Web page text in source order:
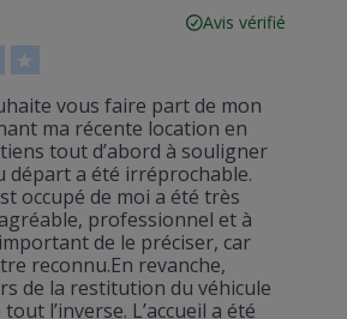
Avis vérifié
vous faire part de mon
ma récente location en
tout d’abord à souligner
départ a été irréprochable.
occupé de moi a été très
professionnel et à
important de le préciser, car
reconnu.En revanche,
de la restitution du véhicule
l’inverse. L’accueil a été